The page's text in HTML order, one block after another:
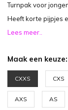
Turnpak voor
Heeft korte pijpjes
Lees meer..
Maak een keuze:
CXXS CXS
AXS AS